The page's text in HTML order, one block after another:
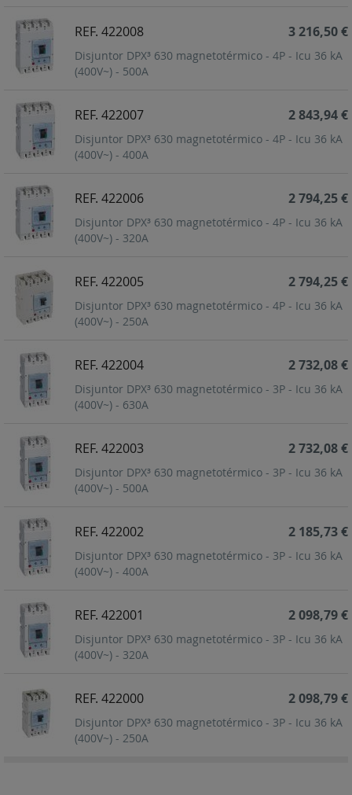
REF. 422008
Disjuntor DPX³ 630 magnetotérmico - 4P - Icu 36 kA
(400V~) - 500A
3 216,50 €
REF. 422007
Disjuntor DPX³ 630 magnetotérmico - 4P - Icu 36 kA
(400V~) - 400A
2 843,94 €
REF. 422006
Disjuntor DPX³ 630 magnetotérmico - 4P - Icu 36 kA
(400V~) - 320A
2 794,25 €
REF. 422005
Disjuntor DPX³ 630 magnetotérmico - 4P - Icu 36 kA
(400V~) - 250A
2 794,25 €
REF. 422004
Disjuntor DPX³ 630 magnetotérmico - 3P - Icu 36 kA
(400V~) - 630A
2 732,08 €
REF. 422003
Disjuntor DPX³ 630 magnetotérmico - 3P - Icu 36 kA
(400V~) - 500A
2 732,08 €
REF. 422002
Disjuntor DPX³ 630 magnetotérmico - 3P - Icu 36 kA
(400V~) - 400A
2 185,73 €
REF. 422001
Disjuntor DPX³ 630 magnetotérmico - 3P - Icu 36 kA
(400V~) - 320A
2 098,79 €
REF. 422000
Disjuntor DPX³ 630 magnetotérmico - 3P - Icu 36 kA
(400V~) - 250A
2 098,79 €